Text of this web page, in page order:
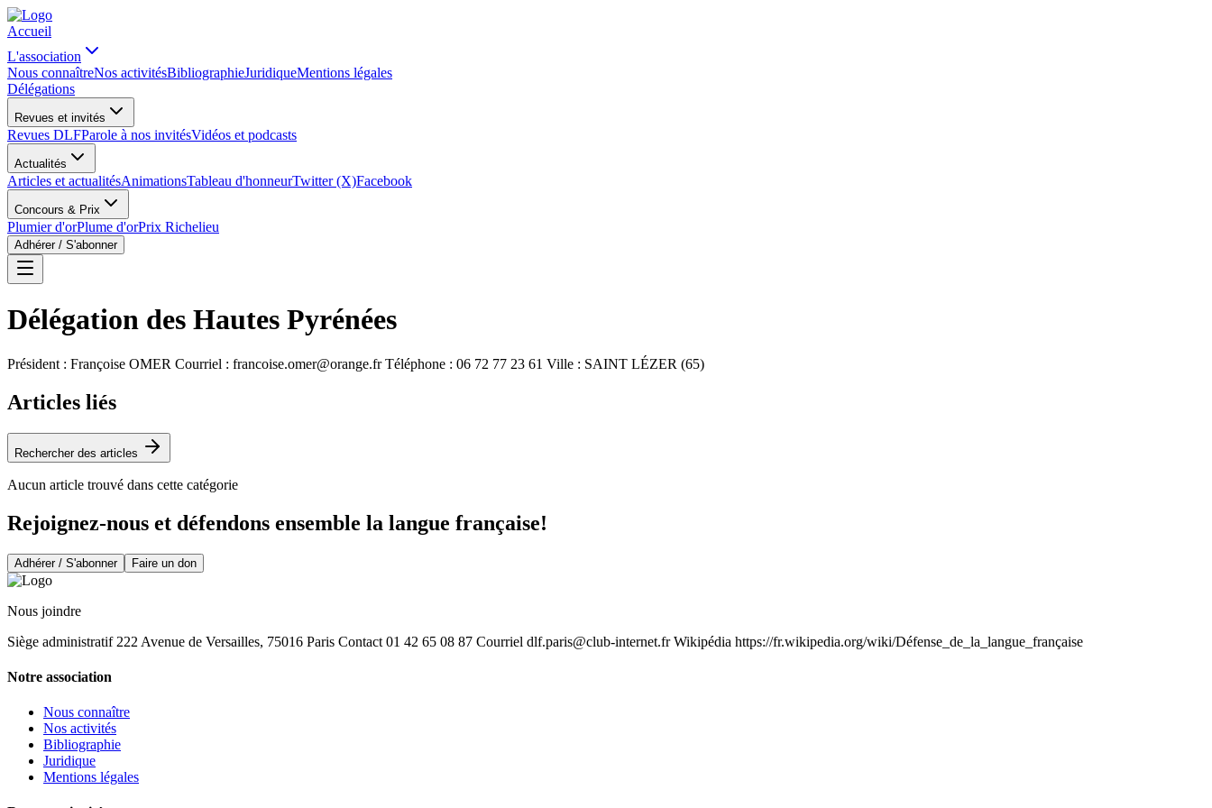
Accueil
L'association
Nous connaîtreNos activitésBibliographieJuridiqueMentions légales
Délégations
Revues et invités
Revues DLFParole à nos invitésVidéos et podcasts
Actualités
Articles et actualitésAnimationsTableau d'honneurTwitter (X)Facebook
Concours & Prix
Plumier d'orPlume d'orPrix Richelieu
Adhérer / S'abonner
Délégation des Hautes Pyrénées
Président : Françoise OMER Courriel : francoise.omer@orange.frTéléphone : 06 72 77 23 61 Ville : SAINT LÉZER (65)
Articles liés
Rechercher des articles
Aucun article trouvé dans cette catégorie
Rejoignez-nous et défendons ensemble la langue française!
Adhérer / S'abonner Faire un don
Nous joindre
Siège administratif 222 Avenue de Versailles, 75016 Paris Contact 01 42 65 08 87 Courriel dlf.paris@club-internet.frWikipédia https://fr.wikipedia.org/wiki/Défense_de_la_langue_française
Notre association
Nous connaître
Nos activités
Bibliographie
Juridique
Mentions légales